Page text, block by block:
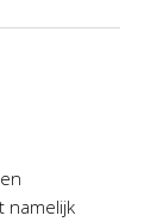
namelijk